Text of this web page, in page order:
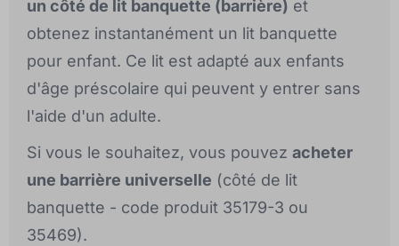
un côté de lit banquette (barrière) et
obtenez instantanément un lit banquette
pour enfant. Ce lit est adapté aux enfants
d'âge préscolaire qui peuvent y entrer sans
l'aide d'un adulte.
Si vous le souhaitez, vous pouvez acheter
une barrière universelle (côté de lit
banquette - code produit 35179-3 ou
35469).